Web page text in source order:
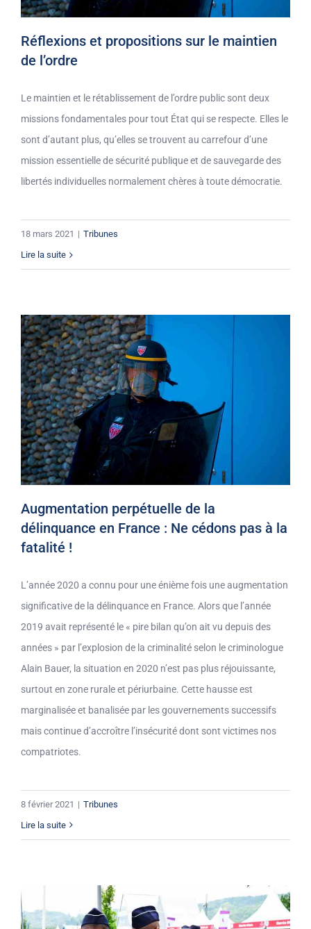
Réflexions et propositions sur le maintien
de l’ordre
Le maintien et le rétablissement de l’ordre public sont deux
missions fondamentales pour tout État qui se respecte. Elles le
sont d’autant plus, qu’elles se trouvent au carrefour d’une
mission essentielle de sécurité publique et de sauvegarde des
libertés individuelles normalement chères à toute démocratie.
18 mars 2021 | Tribunes
Lire la suite
Augmentation perpétuelle de la
délinquance en France : Ne cédons pas à la
fatalité !
L’année 2020 a connu pour une énième fois une augmentation
significative de la délinquance en France. Alors que l’année
2019 avait représenté le « pire bilan qu’on ait vu depuis des
années » par l’explosion de la criminalité selon le criminologue
Alain Bauer, la situation en 2020 n’est pas plus réjouissante,
surtout en zone rurale et périurbaine. Cette hausse est
marginalisée et banalisée par les gouvernements successifs
mais continue d’accroître l’insécurité dont sont victimes nos
compatriotes.
8 février 2021 | Tribunes
Lire la suite